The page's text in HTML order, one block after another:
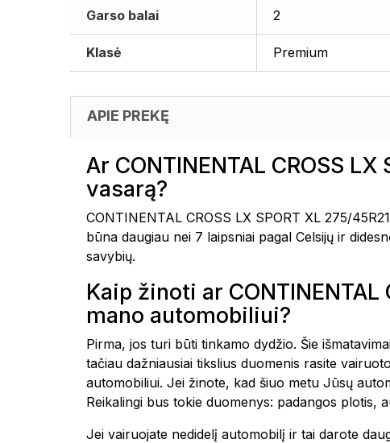
Garso balai 2
Klasė Premium
APIE PREKĘ
Ar CONTINENTAL CROSS
vasarą?
CONTINENTAL CROSS LX SPORT XL 275/
būna daugiau nei 7 laipsniai pagal Celsijų ir
savybių.
Kaip žinoti ar CONTINENTAL
mano automobiliui?
Pirma, jos turi būti tinkamo dydžio. Šie
tačiau dažniausiai tikslius duomenis rasite
automobiliui. Jei žinote, kad šiuo metu Jūsų
Reikalingi bus tokie duomenys: padangos plotis,
Jei vairuojate nedidelį automobilį ir tai darote